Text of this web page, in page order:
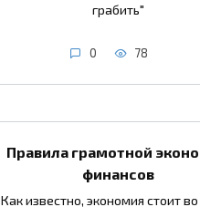
грабить"
0 78
Правила грамотной
финансов
Как известно, экономия стоит во